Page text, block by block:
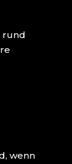
rund
wenn